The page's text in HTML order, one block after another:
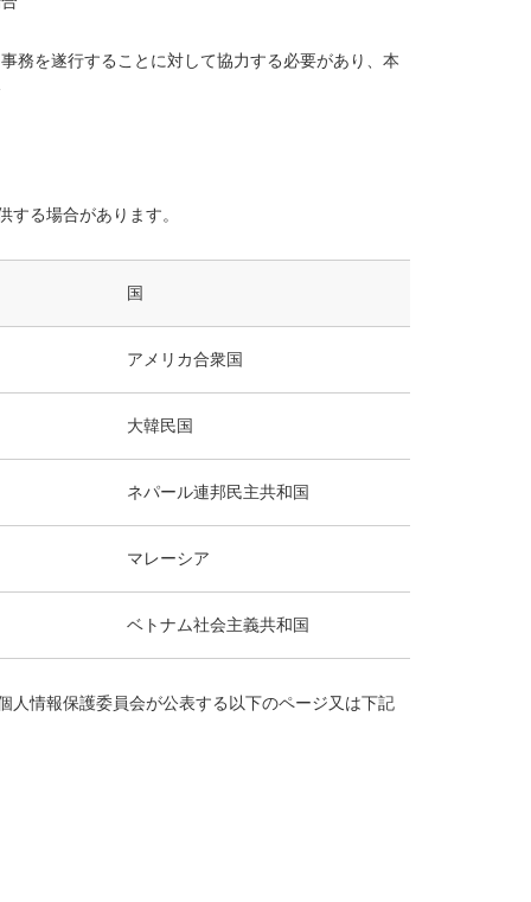
務を遂行することに対して協力する必要があり、本
る場合があります。
国
アメリカ合衆国
大韓民国
ネパール連邦民主共和国
マレーシア
ベトナム社会主義共和国
人情報保護委員会が公表する以下のページ又は下記